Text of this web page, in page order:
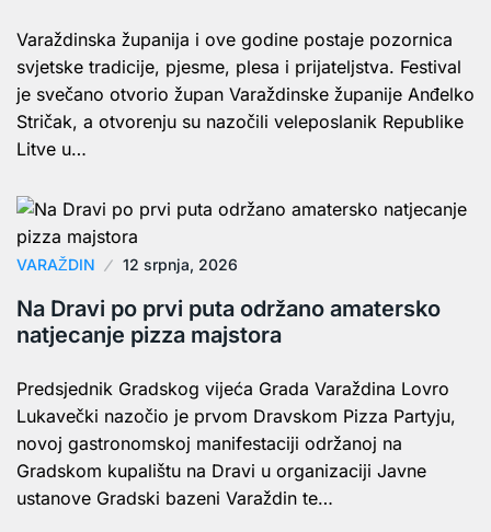
Varaždinska županija i ove godine postaje pozornica
svjetske tradicije, pjesme, plesa i prijateljstva. Festival
je svečano otvorio župan Varaždinske županije Anđelko
Stričak, a otvorenju su nazočili veleposlanik Republike
Litve u…
VARAŽDIN 12 srpnja, 2026
Na Dravi po prvi puta održano amatersko
natjecanje pizza majstora
Predsjednik Gradskog vijeća Grada Varaždina Lovro
Lukavečki nazočio je prvom Dravskom Pizza Partyju,
novoj gastronomskoj manifestaciji održanoj na
Gradskom kupalištu na Dravi u organizaciji Javne
ustanove Gradski bazeni Varaždin te…